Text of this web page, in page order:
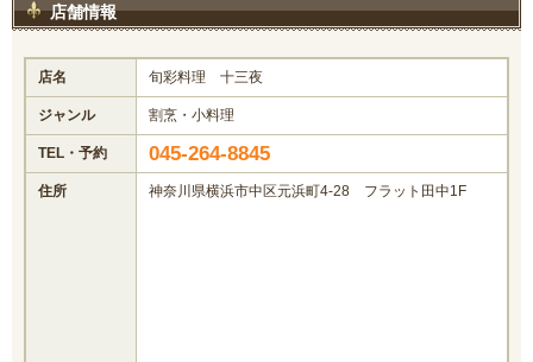
店舗情報
店名 旬彩料理 十三夜
ジャンル 割烹・小料理
TEL・予約 045-264-8845
住所 神奈川県横浜市中区元浜町4-28 フラット田中1F